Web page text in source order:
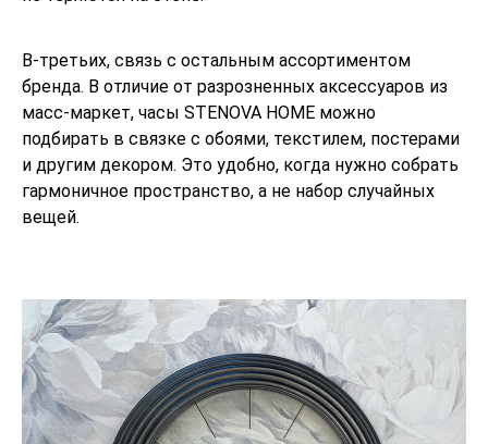
В‑третьих, связь с остальным ассортиментом
бренда. В отличие от разрозненных аксессуаров из
масс‑маркет, часы STENOVA HOME можно
подбирать в связке с обоями, текстилем, постерами
и другим декором. Это удобно, когда нужно собрать
гармоничное пространство, а не набор случайных
вещей.